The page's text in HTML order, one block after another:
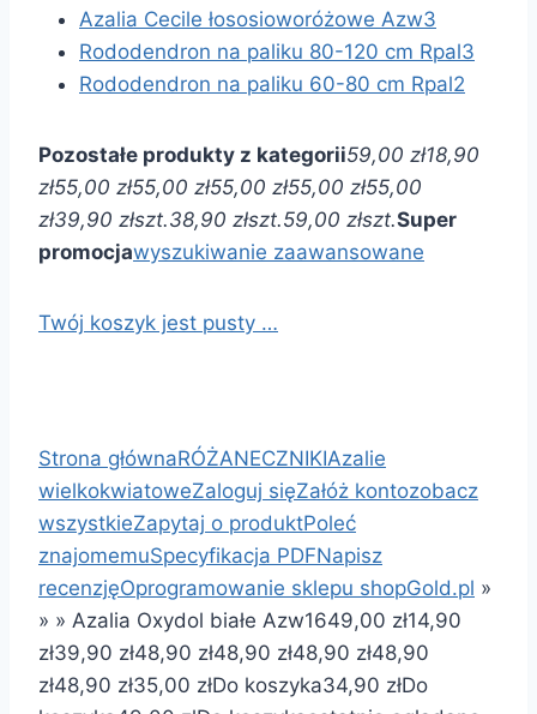
Azalia Cecile łososioworóżowe Azw3
Rododendron na paliku 80-120 cm Rpal3
Rododendron na paliku 60-80 cm Rpal2
Pozostałe produkty z kategorii59,00 zł18,90
zł55,00 zł55,00 zł55,00 zł55,00 zł55,00
zł39,90 złszt.38,90 złszt.59,00 złszt.Super
promocjawyszukiwanie zaawansowane
Twój koszyk jest pusty …
Strona głównaRÓŻANECZNIKIAzalie
wielkokwiatoweZaloguj sięZałóż kontozobacz
wszystkieZapytaj o produktPoleć
znajomemuSpecyfikacja PDFNapisz
recenzjęOprogramowanie sklepu shopGold.pl »
» » Azalia Oxydol białe Azw1649,00 zł14,90
zł39,90 zł48,90 zł48,90 zł48,90 zł48,90
zł48,90 zł35,00 złDo koszyka34,90 złDo